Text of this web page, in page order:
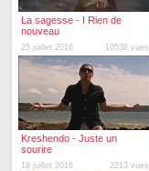
La sagesse - I Rien de
nouveau
25 juillet 2016 10538 vues
Kreshendo - Juste un
sourire
18 juillet 2016 2213 vues